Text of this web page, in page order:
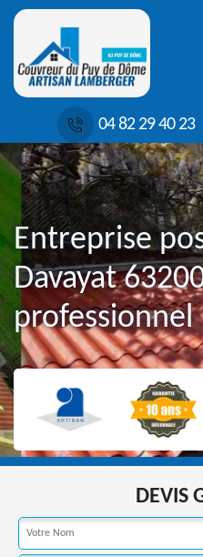
04 82 29 40 23
Entreprise
Davayat
professionnel
DEVIS